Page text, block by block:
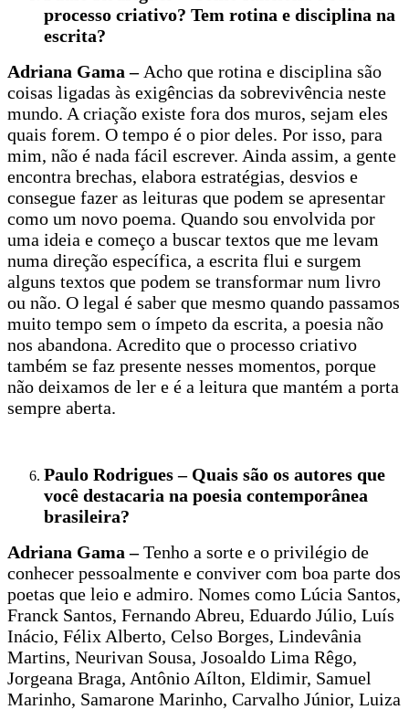
processo criativo? Tem rotina e disciplina na
escrita?
Adriana Gama – Acho que rotina e disciplina são
coisas ligadas às exigências da sobrevivência neste
mundo. A criação existe fora dos muros, sejam eles
quais forem. O tempo é o pior deles. Por isso, para
mim, não é nada fácil escrever. Ainda assim, a gente
encontra brechas, elabora estratégias, desvios e
consegue fazer as leituras que podem se apresentar
como um novo poema. Quando sou envolvida por
uma ideia e começo a buscar textos que me levam
numa direção específica, a escrita flui e surgem
alguns textos que podem se transformar num livro
ou não. O legal é saber que mesmo quando passamos
muito tempo sem o ímpeto da escrita, a poesia não
nos abandona. Acredito que o processo criativo
também se faz presente nesses momentos, porque
não deixamos de ler e é a leitura que mantém a porta
sempre aberta.
Paulo Rodrigues – Quais são os autores que
você destacaria na poesia contemporânea
brasileira?
Adriana Gama –Tenho a sorte e o privilégio de
conhecer pessoalmente e conviver com boa parte dos
poetas que leio e admiro. Nomes como Lúcia Santos,
Franck Santos, Fernando Abreu, Eduardo Júlio, Luís
Inácio, Félix Alberto, Celso Borges, Lindevânia
Martins, Neurivan Sousa, Josoaldo Lima Rêgo,
Jorgeana Braga, Antônio Aílton, Eldimir, Samuel
Marinho, Samarone Marinho, Carvalho Júnior, Luiza